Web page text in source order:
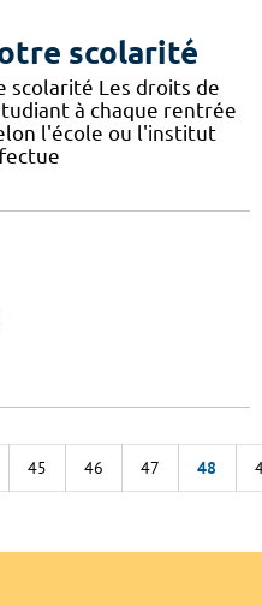
scolarité
scolarité Les droits de
à chaque rentrée
l'école ou l'institut
45 46 47 48